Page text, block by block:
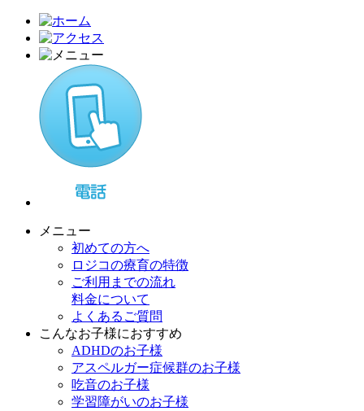
メニュー
初めての方へ
ロジコの療育の特徴
ご利用までの流れ
料金について
よくあるご質問
こんなお子様におすすめ
ADHDのお子様
アスペルガー症候群のお子様
吃音のお子様
学習障がいのお子様